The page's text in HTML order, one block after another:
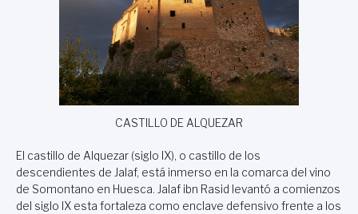
CASTILLO DE ALQUEZAR
El castillo de Alquezar (siglo IX), o castillo de los
descendientes de Jalaf, está inmerso en la comarca del vino
de Somontano en Huesca. Jalaf ibn Rasid levantó a comienzos
del siglo IX esta fortaleza como enclave defensivo frente a los